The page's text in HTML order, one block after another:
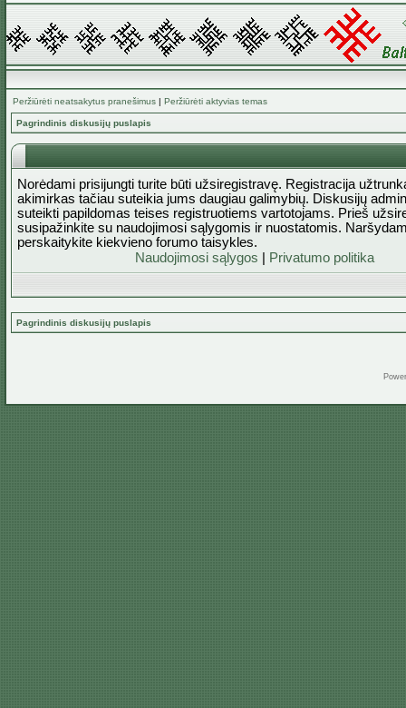
Peržiūrėti neatsakytus pranešimus | Peržiūrėti aktyvias temas
Pagrindinis diskusijų puslapis
Norėdami prisijungti turite būti užsiregistravę. Registracija
akimirkas tačiau suteikia jums daugiau galimybių. Diskusijų
suteikti papildomas teises registruotiems vartotojams. Prieš
susipažinkite su naudojimosi sąlygomis ir nuostatomis.
perskaitykite kiekvieno forumo taisykles.
Naudojimosi sąlygos
Privatumo politika
Pagrindinis diskusijų puslapis